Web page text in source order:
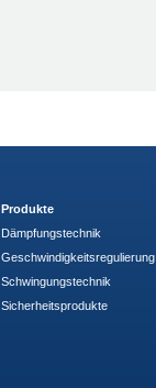
Produkte
Dämpfungstechnik
Geschwindigkeitsregulierung
Schwingungstechnik
Sicherheitsprodukte